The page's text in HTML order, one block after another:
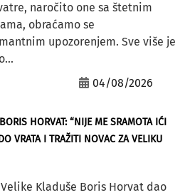
naročito one sa štetnim
obraćamo se
upozorenjem. Sve više je
04/08/2026
HORVAT: “NIJE ME SRAMOTA IĆI
VRATA I TRAŽITI NOVAC ZA VELIKU
Kladuše Boris Horvat dao